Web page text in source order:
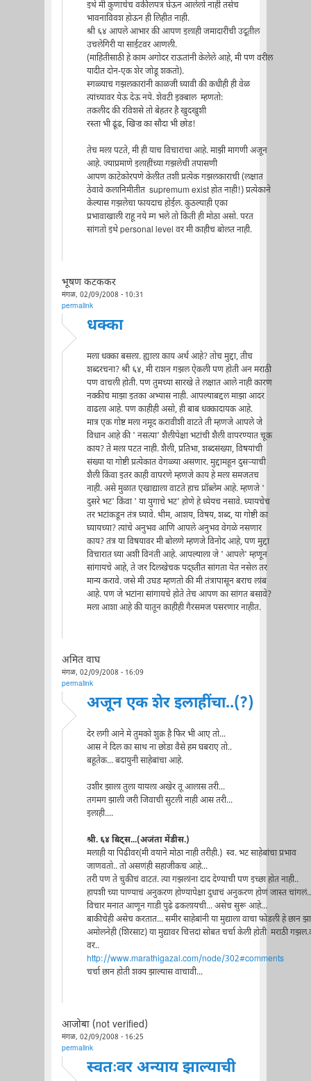
इथे मी कुणाचेच वकीलपत्र घेऊन आलेलो नाही तसेच
भावनाविवश होऊन ही लिहीत नाही.
श्री ६४ आपले आभार की आपण इलाही जमादारींची उदूतील
उचलेगिरी या साईटवर आणली.
(माहितीसाठी हे काम अगोदर राऊतांनी केलेले आहे, मी पण वरील
यादीत दोन-एक शेर जोडू शकतो).
स्गळ्याच गझलकारांनी काळजी घ्यावी की कधीही ही वेळ
त्यांच्यावर येऊ देऊ नये. शेवटी इ़क्बाल म्हणतो:
तकलीद की रविशसे तो बेहतर है खुदखुशी
रस्ता भी ढूंढ, खिज्र का सौदा भी छोड!
तेच मला पटते, मी ही याच विचारांचा आहे. माझी मागणी अजून
आहे. ज्याप्रमाणे इलाहींच्या गझलेची तपासणी
आपण काटेकोरपणे केलीत तशी प्रत्येक गझलकाराची (लक्षात
ठेवावे कलानिमीतीत supremum exist होत नाही!) प्रत्येकाने
केल्यास गझलेचा फायदाच होईल. कुठल्याही एका
प्रभावाखाली राहू नये म्ग भले तो किती ही मोठा असो. परत
सांगतो इथे personal level वर मी काहीच बोलत नाही.
भूषण कटककर
मंगळ, 02/09/2008 - 10:31
permalink
धक्का
मला धक्का बसला. ह्याला काय अर्थ आहे? तोच मुद्दा, तीच
शब्दरचना? श्री ६४, मी राशन गझल ऐकली पण होती अन मराठी
पण वाचली होती. पण तुमच्या सारखे ते लक्षात आले नाही कारण
नक्कीच माझा इतका अभ्यास नाही. आपल्याबद्दल माझा आदर
वाढला आहे. पण काहीही असो, ही बाब धक्कादायक आहे.
मात्र एक गोष्ट मला नमूद करावीशी वाटते ती म्हणजे आपले जे
विधान आहे की ' नसत्या' शैलीपेक्षा भटांची शैली वापरण्यात चूक
काय? ते मला पटत नाही. शैली, प्रतिभा, शब्दसंख्या, विषयांची
संख्या या गोष्टी प्रत्येकात वेगळ्या असणार. मुद्दामहून दुसर्‍याची
शैली किंवा इतर काही वापरणे म्हणजे काय हे मला समजतच
नाही. असे मुळात एखाद्याला वाटते हाच प्रॉब्लेम आहे. म्हणजे '
दुसरे भट' किंवा ' या युगाचे भट' होणे हे ध्येयच नसावे. घ्यायचेच
तर भटांकडून तंत्र घ्यावे. थीम, आशय, विषय, शब्द, या गोष्टी का
घ्यायच्या? त्यांचे अनुभव आणि आपले अनुभव वेगळे नसणार
काय? तंत्र या विषयावर मी बोलणे म्हणजे विनोद आहे, पण मुद्दा
विचारात घ्या अशी विनंती आहे. आपल्याला जे ' आपले' म्हणून
सांगायचे आहे, ते जर दिलखेचक पद्ध्तीत सांगता येत नसेल तर
मान्य करावे. जसे मी उघड म्हणतो की मी तंत्रापासून बराच लांब
आहे. पण जे भटांना सांगायचे होते तेच आपण का सांगत बसावे?
मला आशा आहे की यातून काहीही गैरसमज पसरणार नाहीत.
अमित वाघ
मंगळ, 02/09/2008 - 16:09
permalink
अजून एक शेर इलाहींचा..(?)
देर लगी आने मे तुमको शुक्र है फिर भी आए तो...
आस ने दिल का साथ ना छोडा वैसे हम घबराए तो..
बहूतेक... बदायुनी साहेबांचा आहे.
उशीर झाला तुला यायला अखेर तू आलास तरी...
तगमग झाली जरी जिवाची सुटली नाही आस तरी...
इलाही....
श्री. ६४ बिट्स...(अजंता मेंडीस.)
मलाही या पिढीवर(मी वयाने मोठा नाही तरीही.) स्व. भट साहेबांचा प्रभाव
जाणवतो.. तो असणंही सहाजीकच आहे...
तरी पण ते चुकीचं वाटतं. त्या गझलांना दाद देण्याची पण इच्छा होत नाही..
हापशी च्या पाण्याचं अनुकरण होण्यापेक्षा दुधाचं अनुकरण होणं जास्त
विचार मनात आणून गाडी पुढे ढकलायची... असेच सुरू आहे...
बाकीचेही असेच करतात... समीर साहेबांनी या मुद्याला वाचा फोडली हे छान
अमोलनेही (शिरसाट) या मुद्यावर चित्तदां सोबत चर्चा केली होती मराठी
वर..
http://www.marathigazal.com/node/302#comments
चर्चा छान होती शक्य झाल्यास वाचावी...
आजोबा (not verified)
मंगळ, 02/09/2008 - 16:25
permalink
स्वतःवर अन्याय झाल्याची